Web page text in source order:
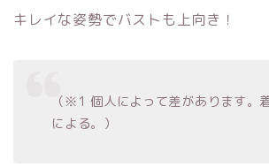
キレイな姿勢でバストも上向き！
（※1 個人によって差があります。
による。）